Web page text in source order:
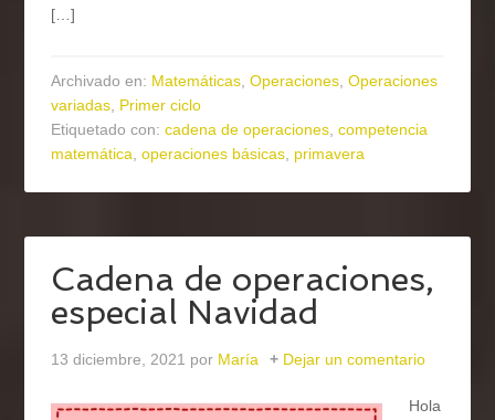
[…]
Archivado en: Matemáticas,Operaciones,Operaciones
variadas, Primer ciclo
Etiquetado con:cadena de operaciones,competencia
matemática,operaciones básicas, primavera
Cadena de operaciones,
especial Navidad
13 diciembre, 2021 por María Dejar un comentario
Hola